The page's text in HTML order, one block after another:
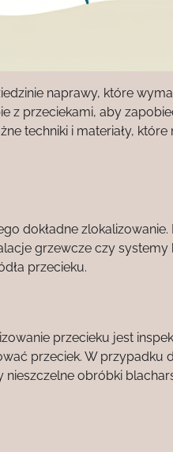
naprawy, które
z przeciekami, aby
techniki i materiały,
dokładne
grzewcze czy systemy
przecieku.
przecieku jest
przeciek. W przypadku
obróbki